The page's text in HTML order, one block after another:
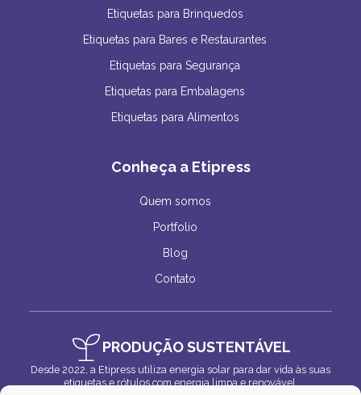
Etiquetas para Brinquedos
Etiquetas para Bares e Restaurantes
Etiquetas para Segurança
Etiquetas para Embalagens
Etiquetas para Alimentos
Conheça a Etipress
Quem somos
Portfolio
Blog
Contato
PRODUÇÃO SUSTENTÁVEL
Desde 2022, a Etipress utiliza energia solar para dar vida às suas
etiquetas e rótulos com energia limpa e renovável.